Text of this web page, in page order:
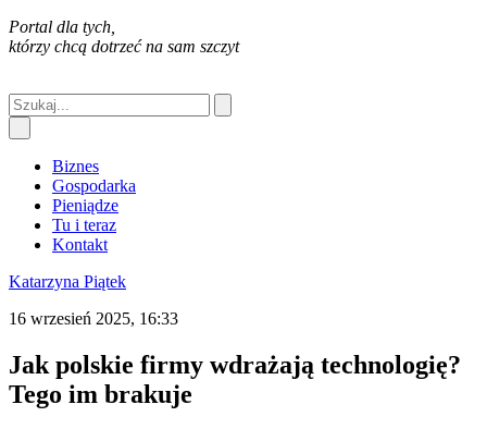
Portal dla tych,
którzy chcą dotrzeć na sam szczyt
Biznes
Gospodarka
Pieniądze
Tu i teraz
Kontakt
Katarzyna Piątek
16 wrzesień 2025, 16:33
Jak polskie firmy wdrażają technologię?
Tego im brakuje